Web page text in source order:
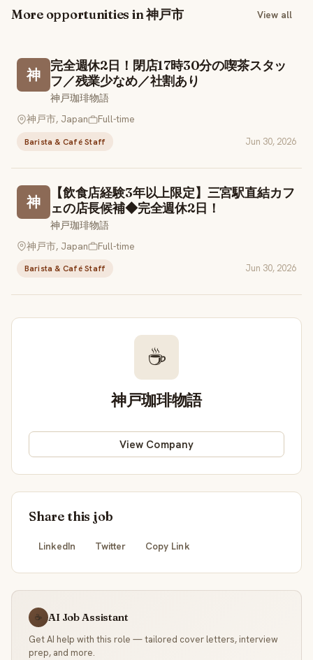
More opportunities in 神戸市 View all
神
完全週休2日！閉店17時30分の喫茶スタッ
フ／残業少なめ／社割あり
神戸珈琲物語
神戸市, Japan
Full-time
Barista & Café Staff Jun 30, 2026
神
【飲食店経験3年以上限定】三宮駅直結カフ
ェの店長候補◆完全週休2日！
神戸珈琲物語
神戸市, Japan
Full-time
Barista & Café Staff Jun 30, 2026
☕
神戸珈琲物語
View Company
Share this job
LinkedIn Twitter Copy Link
☕ AI Job Assistant
Get AI help with this role — tailored cover letters, interview
prep, and more.